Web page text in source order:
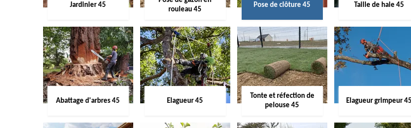
Jardinier 45
rouleau 45
Pose de clôture 45 Taille de haie 45
Abattage d'arbres 45 Elagueur 45
Tonte et réfection de
pelouse 45
Elagueur grimpeur 45